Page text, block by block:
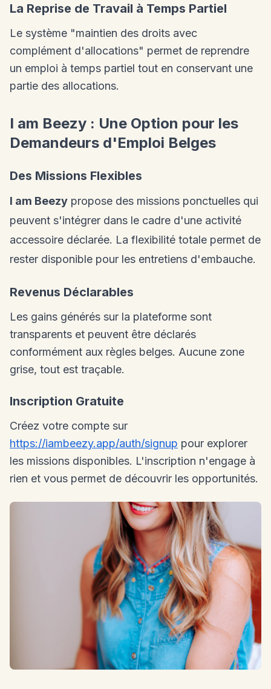
La Reprise de Travail à Temps Partiel
Le système "maintien des droits avec
complément d'allocations" permet de reprendre
un emploi à temps partiel tout en conservant une
partie des allocations.
I am Beezy : Une Option pour les
Demandeurs d'Emploi Belges
Des Missions Flexibles
I am Beezy propose des missions ponctuelles qui
peuvent s'intégrer dans le cadre d'une activité
accessoire déclarée. La flexibilité totale permet de
rester disponible pour les entretiens d'embauche.
Revenus Déclarables
Les gains générés sur la plateforme sont
transparents et peuvent être déclarés
conformément aux règles belges. Aucune zone
grise, tout est traçable.
Inscription Gratuite
Créez votre compte sur
https://iambeezy.app/auth/signup pour explorer
les missions disponibles. L'inscription n'engage à
rien et vous permet de découvrir les opportunités.